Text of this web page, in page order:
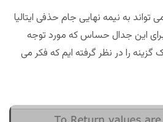
می تواند به نیمه نهایی جام حذفی ایتالیا
این جدال حساس که مورد توجه
گزینه را در نظر گرفته ایم که فکر می